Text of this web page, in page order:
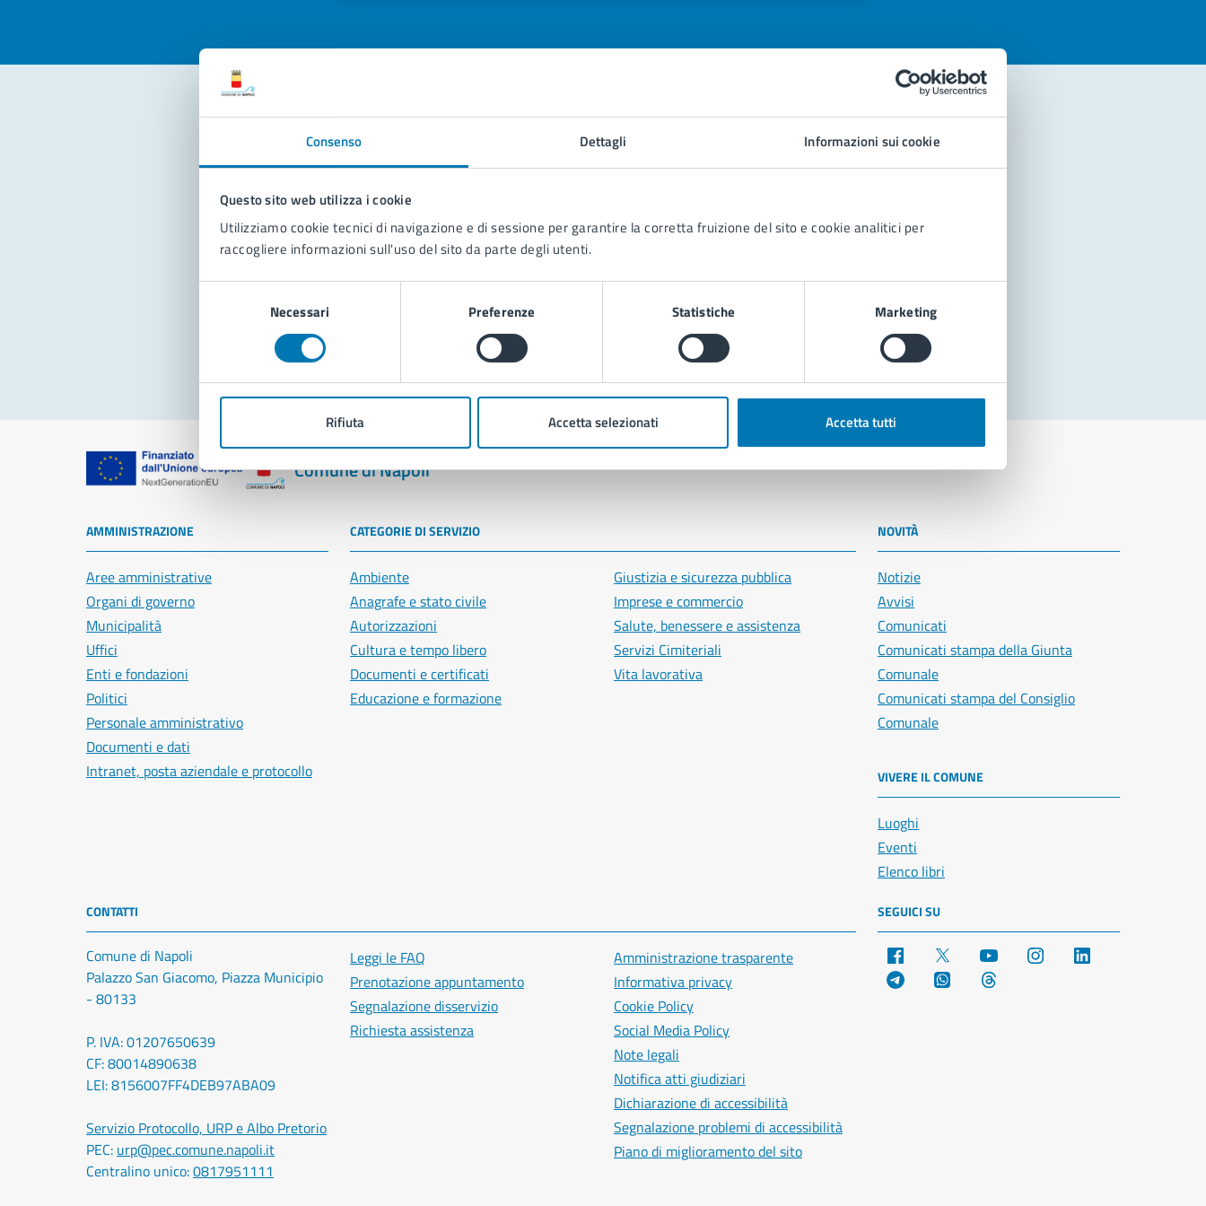
Consenso Dettagli Informazioni sui cookie
Questo sito web utilizza i cookie
Utilizziamo cookie tecnici di navigazione e di sessione per garantire la corretta fruizione del sito e cookie analitici per
raccogliere informazioni sull'uso del sito da parte degli utenti.
Necessari Preferenze Statistiche Marketing
Rifiuta Accetta selezionati Accetta tutti
Richiedi assistenza
Prenota appuntamento
Problemi in città
Segnala disservizio
Comune di Napoli
AMMINISTRAZIONE
Aree amministrative
Organi di governo
Municipalità
Uffici
Enti e fondazioni
Politici
Personale amministrativo
Documenti e dati
Intranet, posta aziendale e protocollo
CATEGORIE DI SERVIZIO
Ambiente
Anagrafe e stato civile
Autorizzazioni
Cultura e tempo libero
Documenti e certificati
Educazione e formazione
Giustizia e sicurezza pubblica
Imprese e commercio
Salute, benessere e assistenza
Servizi Cimiteriali
Vita lavorativa
NOVITÀ
Notizie
Avvisi
Comunicati
Comunicati stampa della Giunta
Comunale
Comunicati stampa del Consiglio
Comunale
VIVERE IL COMUNE
Luoghi
Eventi
Elenco libri
CONTATTI
Comune di Napoli
Palazzo San Giacomo, Piazza Municipio
- 80133
P. IVA: 01207650639
CF: 80014890638
LEI: 8156007FF4DEB97ABA09
Servizio Protocollo, URP e Albo Pretorio
PEC: urp@pec.comune.napoli.it
Centralino unico:0817951111
Leggi le FAQ
Prenotazione appuntamento
Segnalazione disservizio
Richiesta assistenza
Amministrazione trasparente
Informativa privacy
Cookie Policy
Social Media Policy
Note legali
Notifica atti giudiziari
Dichiarazione di accessibilità
Segnalazione problemi di accessibilità
Piano di miglioramento del sito
SEGUICI SU
Facebook YouTube Instagram
Telegram WhatsApp